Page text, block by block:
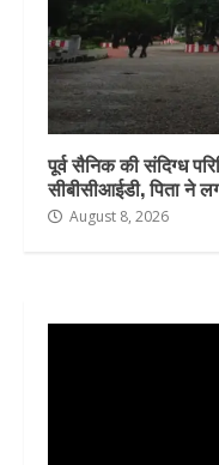
पूर्व सैनिक की संदिग्ध
सीबीसीआईडी, पिता ने
August 8, 2026